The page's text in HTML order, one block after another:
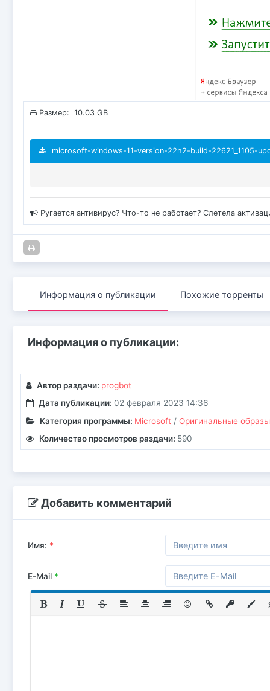
Размер: 10.03 GB
microsoft-windows-11-version-22h2-build-22621_1105-
Ругается антивирус? Что-то не работает? Слетела
Информация о публикации Похожие торренты
Информация о публикации:
Автор раздачи: progbot
Дата публикации: 02 февраля 2023 14:36
Категория программы: Microsoft/ Оригинальные
Количество просмотров раздачи: 590
Добавить комментарий
Имя: *
E-Mail *